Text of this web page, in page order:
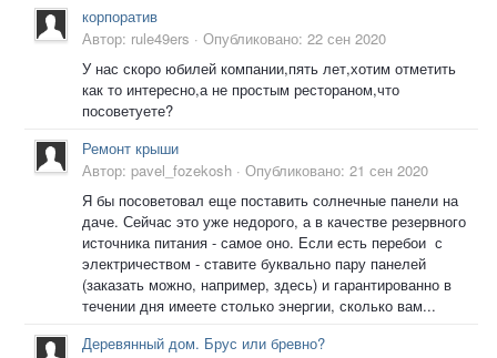
корпоратив
Автор: rule49ers · Опубликовано: 22 сен 2020
У нас скоро юбилей компании,пять лет,хотим отметить
как то интересно,а не простым рестораном,что
посоветуете?
Ремонт крыши
Автор: pavel_fozekosh · Опубликовано: 21 сен 2020
Я бы посоветовал еще поставить солнечные панели на
даче. Сейчас это уже недорого, а в качестве резервного
источника питания - самое оно. Если есть перебои с
электричеством - ставите буквально пару панелей
(заказать можно, например, здесь) и гарантированно в
течении дня имеете столько энергии, сколько вам...
Деревянный дом. Брус или бревно?